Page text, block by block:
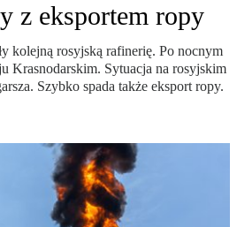
z eksportem ropy
kolejną rosyjską rafinerię. Po nocnym
Krasnodarskim. Sytuacja na rosyjskim
Szybko spada także eksport ropy.